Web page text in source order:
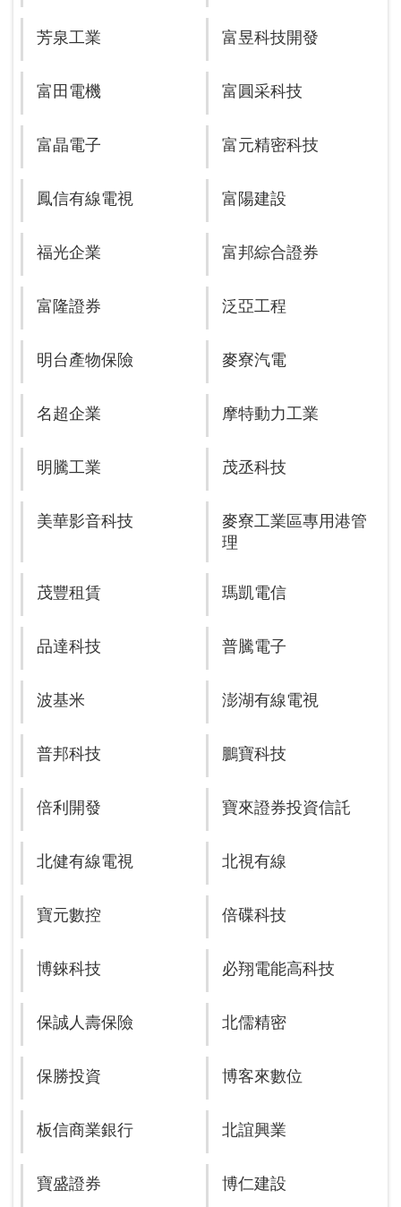
芳泉工業 富昱科技開發
富田電機 富圓采科技
富晶電子 富元精密科技
鳳信有線電視 富陽建設
福光企業 富邦綜合證券
富隆證券 泛亞工程
明台產物保險 麥寮汽電
名超企業 摩特動力工業
明騰工業 茂丞科技
美華影音科技
麥寮工業區專用港管
理
茂豐租賃 瑪凱電信
品達科技 普騰電子
波基米 澎湖有線電視
普邦科技 鵬寶科技
倍利開發 寶來證券投資信託
北健有線電視 北視有線
寶元數控 倍碟科技
博錸科技 必翔電能高科技
保誠人壽保險 北儒精密
保勝投資 博客來數位
板信商業銀行 北誼興業
寶盛證券 博仁建設